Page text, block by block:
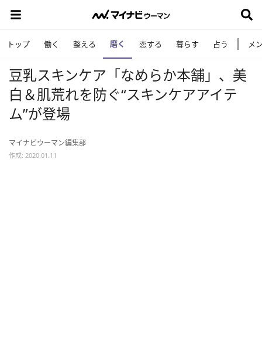
トップ 働く 整える 磨く 恋する 暮らす 占う メ
豆乳スキンケア「なめらか本舗」、美
白＆肌荒れを防ぐ“スキンケアアイテ
ム”が登場
マイナビウーマン編集部
作成: 2020.01.11